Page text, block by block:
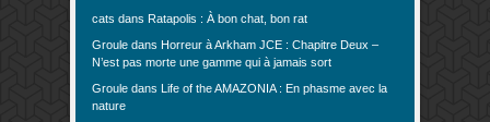
cats dans Ratapolis : À bon chat, bon rat
Groule dans Horreur à Arkham JCE : Chapitre Deux –
N’est pas morte une gamme qui à jamais sort
Groule dans Life of the AMAZONIA : En phasme avec la
nature